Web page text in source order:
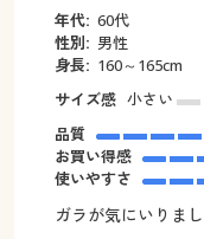
年代: 60代
性別: 男性
身長: 160～165cm
サイズ感 小さい
品質
お買い得感
使いやすさ
ガラが気にいりま